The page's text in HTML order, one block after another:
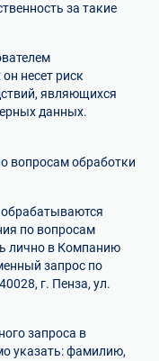
за такие
несет риск
являющихся
данных.
вопросам обработки
по вопросам
лично в Компанию
запрос по
г. Пенза, ул.
запроса в
указать: фамилию,